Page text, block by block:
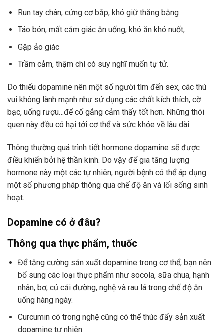
Run tay chân, cứng cơ bắp, khó giữ thăng bằng
Táo bón, mất cảm giác ăn uống, khó ăn khó nuốt,
Gặp ảo giác
Trầm cảm, thậm chí có suy nghĩ muốn tự tử.
Do thiếu dopamine nên một số người tìm đến sex, các thú
vui không lành mạnh như sử dụng các chất kích thích, cờ
bạc, uống rượu…để cố gắng cảm thấy tốt hơn. Những thói
quen này đều có hại tới cơ thể và sức khỏe về lâu dài.
Thông thường quá trình tiết hormone dopamine sẽ được
điều khiển bởi hệ thần kinh. Do vậy để gia tăng lượng
hormone này một các tự nhiên, người bệnh có thể áp dụng
một số phương pháp thông qua chế độ ăn và lối sống sinh
hoạt.
Dopamine có ở đâu?
Thông qua thực phẩm, thuốc
Để tăng cường sản xuất dopamine trong cơ thể, bạn nên
bổ sung các loại thực phẩm như socola, sữa chua, hạnh
nhân, bơ, củ cải đường, nghệ và rau lá trong chế độ ăn
uống hàng ngày.
Curcumin có trong nghệ cũng có thể thúc đẩy sản xuất
dopamine tự nhiên.